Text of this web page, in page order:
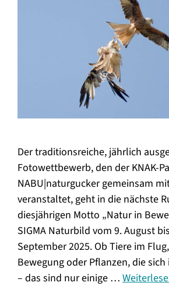
Der traditionsreiche, jährlich
Fotowettbewerb, den der KNAK-
NABU|naturgucker gemeinsam
veranstaltet, geht in die nächste
diesjährigen Motto „Natur in
SIGMA Naturbild vom 9. August
September 2025. Ob Tiere im
Bewegung oder Pflanzen, die
– das sind nur einige …